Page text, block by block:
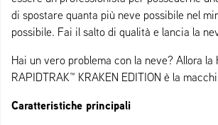
di spostare quanta più neve possibile nel
possibile. Fai il salto di qualità e lancia la
Hai un vero problema con la neve? Allora la
RAPIDTRAK™ KRAKEN EDITION è la
Caratteristiche principali